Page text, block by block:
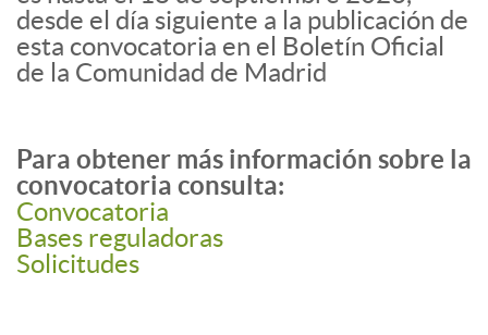
desde el día siguiente a la publicación de
esta convocatoria en el Boletín Oficial
de la Comunidad de Madrid
Para obtener más información sobre la
convocatoria consulta:
Convocatoria
Bases reguladoras
Solicitudes